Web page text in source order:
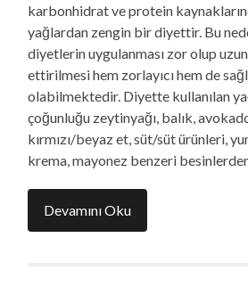
karbonhidrat ve protein
yağlardan zengin bir diyettir. Bu
diyetlerin uygulanması zor olup
ettirilmesi hem zorlayıcı hem de
olabilmektedir. Diyette kullanılan
çoğunluğu zeytinyağı, balık,
kırmızı/beyaz et, süt/süt ürünleri,
krema, mayonez benzeri
Devamını Oku